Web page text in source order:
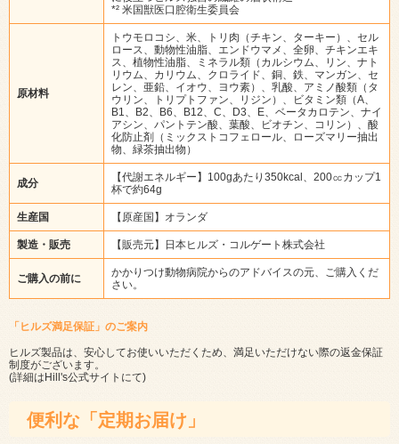
*² 米国獣医口腔衛生委員会
原材料
トウモロコシ、米、トリ肉（チキン、ターキー）、セル
ロース、動物性油脂、エンドウマメ、全卵、チキンエキ
ス、植物性油脂、ミネラル類（カルシウム、リン、ナト
リウム、カリウム、クロライド、銅、鉄、マンガン、セ
レン、亜鉛、イオウ、ヨウ素）、乳酸、アミノ酸類（タ
ウリン、トリプトファン、リジン）、ビタミン類（A、
B1、B2、B6、B12、C、D3、E、ベータカロテン、ナイ
アシン、パントテン酸、葉酸、ビオチン、コリン）、酸
化防止剤（ミックストコフェロール、ローズマリー抽出
物、緑茶抽出物）
成分
【代謝エネルギー】100gあたり350kcal、200㏄カップ1
杯で約64g
生産国 【原産国】オランダ
製造・販売 【販売元】日本ヒルズ・コルゲート株式会社
ご購入の前に
かかりつけ動物病院からのアドバイスの元、ご購入くだ
さい。
「ヒルズ満足保証」のご案内
ヒルズ製品は、安心してお使いいただくため、満足いただけない際の返金保証
制度がございます。
(詳細はHill's公式サイト にて)
便利な「定期お届け」